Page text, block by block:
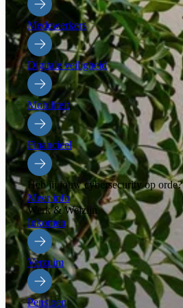
Medewerkers
Digitale veiligheid
Mobiliteit
Financieel
Heb jij jouw cybersecurity op orde?
Meer info
Werk & Welzijn
Inkomen
Verzuim
Pensioen